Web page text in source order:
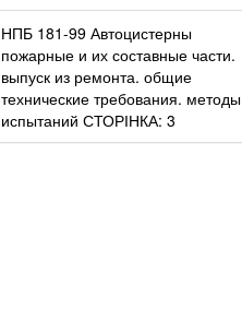
НПБ 181-99 Автоцистерны
пожарные и их составные части.
выпуск из ремонта. общие
технические требования. методы
испытаний СТОРІНКА: 3